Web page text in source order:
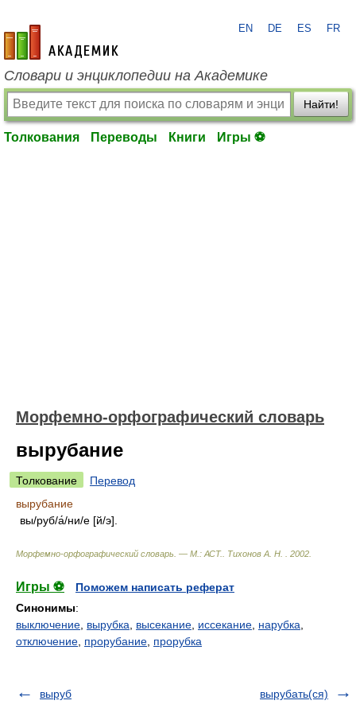
academic.ru
EN DE ES FR
Словари и энциклопедии на Академике
Найти!
Толкования Переводы Книги Игры ⚽
Морфемно-орфографический словарь
вырубание
Толкование
Перевод
вырубание
вы/руб/а́/ни/е [й/э].
Морфемно-орфографический словарь. — М.: АСТ. Тихонов А. Н. 2002
Игры ⚽
Поможем написать реферат
Синонимы:
выключение вырубка высекание иссекание нарубка
отключение прорубание прорубка
выруб вырубать(ся)